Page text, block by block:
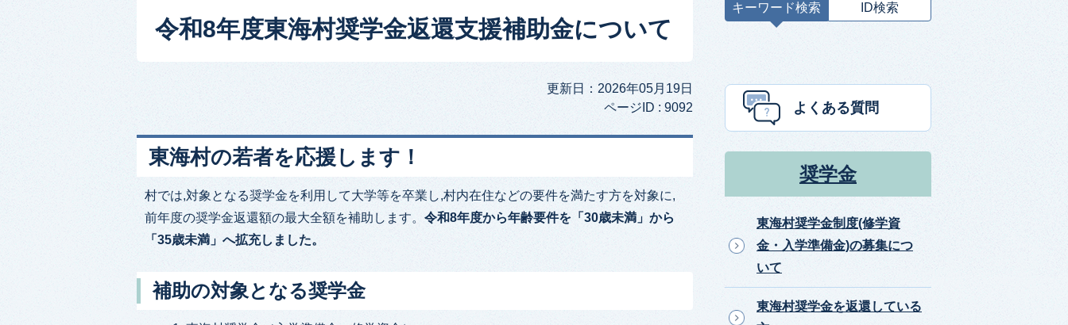
令和8年度東海村奨学金返還支援補助金について
更新日：2026年05月19日
ページID : 9092
東海村の若者を応援します！
村では,対象となる奨学金を利用して大学等を卒業し,村内在住などの要件を満たす方を対象に,
前年度の奨学金返還額の最大全額を補助します。 令和8年度から年齢要件を「30歳未満」から
「35歳未満」へ拡充しました。
補助の対象となる奨学金
キーワード検索 ID検索
ー
よくある質問
奨学金
東海村奨学金制度(修学資
金・入学準備金)の募集につ
いて
東海村奨学金を返還している